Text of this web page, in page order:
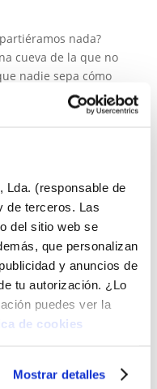
Lda. (responsable de
de terceros. Las
del sitio web se
que personalizan
y anuncios de
tu autorización. ¿Lo
puedes ver la
de cookies
Mostrar detalles
nada?
cueva de la que no
nadie sepa cómo
esto me uno al
Academy, con su
debes saber
para un snack,
tienen que ver
traigo una receta
web, y puedas estar
alguna